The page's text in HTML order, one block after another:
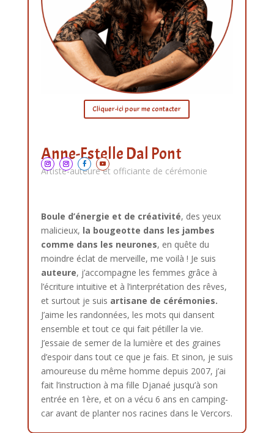
Cliquer-ici pour me contacter
Anne-Estelle Dal Pont
Artiste-auteure et officiante de cérémonie
Boule d’énergie et de créativité, des yeux
malicieux, la bougeotte dans les jambes
comme dans les neurones, en quête du
moindre éclat de merveille, me voilà ! Je suis
auteure, j’accompagne les femmes grâce à
l’écriture intuitive et à l’interprétation des rêves,
et surtout je suis artisane de cérémonies.
J’aime les randonnées, les mots qui dansent
ensemble et tout ce qui fait pétiller la vie.
J’essaie de semer de la lumière et des graines
d’espoir dans tout ce que je fais. Et sinon, je suis
amoureuse du même homme depuis 2007, j’ai
fait l’instruction à ma fille Djanaé jusqu’à son
entrée en 1ère, et on a vécu 6 ans en camping-
car avant de planter nos racines dans le Vercors.